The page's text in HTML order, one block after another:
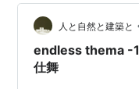
人と自然と建築と
endless thema -
仕舞